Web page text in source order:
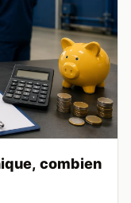
combien